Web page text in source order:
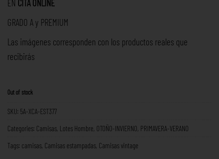
EN CITA ONLINE
GRADO A y PREMIUM
Las imágenes corresponden con los productos reales que
recibirás
Out of stock
SKU: 5A-XCA-EST377
Categories: Camisas Lotes Hombre OTOÑO-INVIERNO PRIMAVERA-VERANO
Tags: camisas Camisas estampadas Camisas vintage